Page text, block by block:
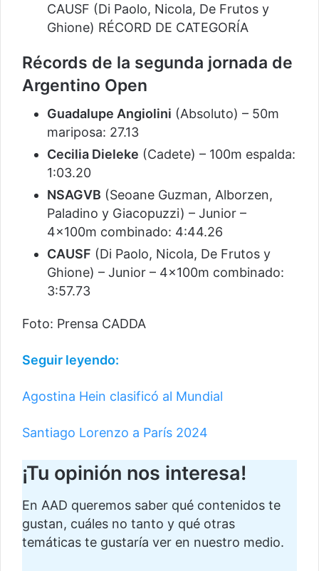
CAUSF (Di Paolo, Nicola, De Frutos y
Ghione) RÉCORD DE CATEGORÍA
Récords de la segunda jornada de
Argentino Open
Guadalupe Angiolini (Absoluto) – 50m
mariposa: 27.13
Cecilia Dieleke (Cadete) – 100m espalda:
1:03.20
NSAGVB (Seoane Guzman, Alborzen,
Paladino y Giacopuzzi) – Junior –
4×100m combinado: 4:44.26
CAUSF (Di Paolo, Nicola, De Frutos y
Ghione) – Junior – 4×100m combinado:
3:57.73
Foto: Prensa CADDA
Seguir leyendo:
Agostina Hein clasificó al Mundial
Santiago Lorenzo a París 2024
¡Tu opinión nos interesa!
En AAD queremos saber qué contenidos te
gustan, cuáles no tanto y qué otras
temáticas te gustaría ver en nuestro medio.